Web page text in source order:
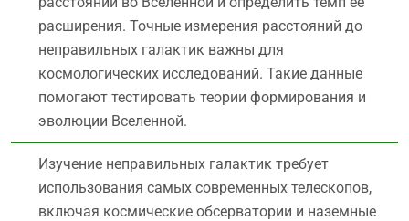
расширения. Точные измерения расстояний до
неправильных галактик важны для
космологических исследований. Такие данные
помогают тестировать теории формирования и
эволюции Вселенной.
Изучение неправильных галактик требует
использования самых современных телескопов,
включая космические обсерватории и наземные